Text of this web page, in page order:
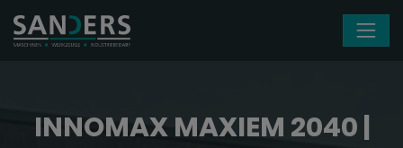
INNOMAX MAXIEM 2040 |